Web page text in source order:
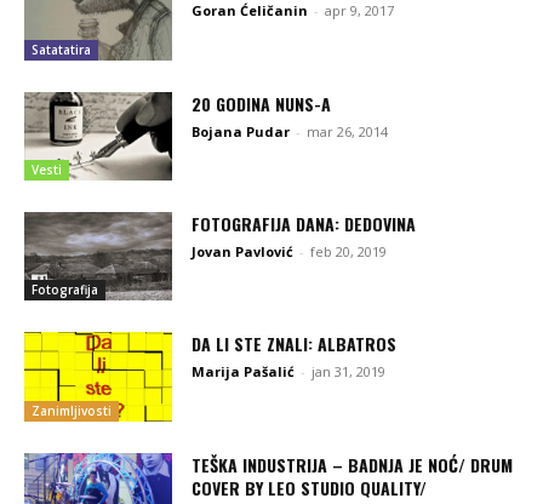
Satatatira
Goran Ćeličanin - apr 9, 2017
Vesti
20 GODINA NUNS-A
Bojana Pudar - mar 26, 2014
Fotografija
FOTOGRAFIJA DANA: DEDOVINA
Jovan Pavlović - feb 20, 2019
Zanimljivosti
DA LI STE ZNALI: ALBATROS
Marija Pašalić - jan 31, 2019
TEŠKA INDUSTRIJA – BADNJA JE NOĆ/ DRUM
COVER BY LEO STUDIO QUALITY/